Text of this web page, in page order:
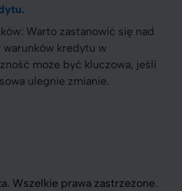
Warto zastanowić się nad
kredytu w
może być kluczowa, jeśli
ulegnie zmianie.
Wszelkie prawa zastrzeżone.